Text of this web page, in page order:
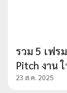
รวม 5 เฟร
Pitch งาน
23 ส.ค. 2025